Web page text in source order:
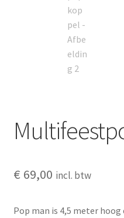
€ 69,00 incl. btw
Pop man is 4,5 meter